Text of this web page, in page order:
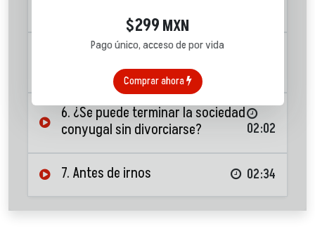
5. Acuerdos Prenupciales y
Postnupciales
6. ¿Se puede terminar la sociedad
conyugal sin divorciarse?
02:02
7. Antes de irnos 02:34
$299 MXN
Pago único, acceso de por vida
Comprar ahora